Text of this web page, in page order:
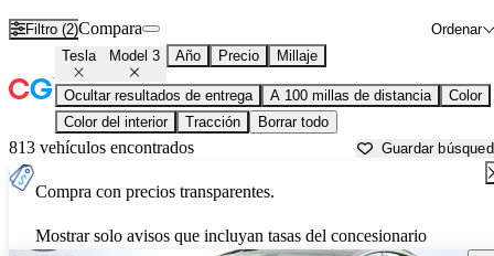
Filtro (2) Ordenar
Compara
Tesla Model 3 Año Precio Millaje
Ocultar resultados de entrega A 100 millas de distancia
Color
Color del interior
Tracción Borrar todo
813 vehículos encontrados Guardar
Compra con precios transparentes.
Mostrar solo avisos que incluyan tasas del concesionario